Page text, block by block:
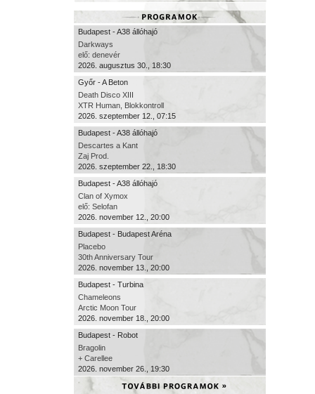
Budapest - A38 állóhajó
Darkways
elő: denevér
2026. augusztus 30., 18:30
Győr - A Beton
Death Disco XIII
XTR Human, Blokkontroll
2026. szeptember 12., 07:15
Budapest - A38 állóhajó
Descartes a Kant
Zaj Prod.
2026. szeptember 22., 18:30
Budapest - A38 állóhajó
Clan of Xymox
elő: Selofan
2026. november 12., 20:00
Budapest - Budapest Aréna
Placebo
30th Anniversary Tour
2026. november 13., 20:00
Budapest - Turbina
Chameleons
Arctic Moon Tour
2026. november 18., 20:00
Budapest - Robot
Bragolin
+ Carellee
2026. november 26., 19:30